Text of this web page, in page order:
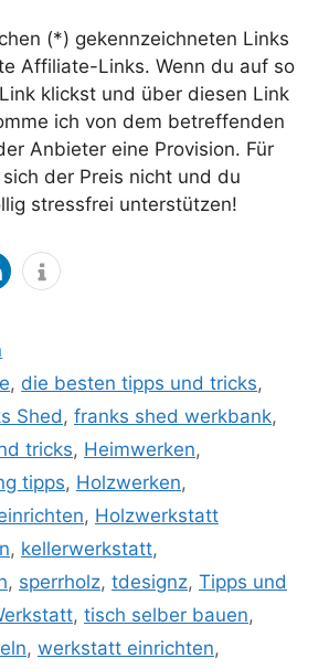
(*) gekennzeichneten Links
Affiliate-Links. Wenn du auf so
klickst und über diesen Link
ich von dem betreffenden
Anbieter eine Provision. Für
der Preis nicht und du
stressfrei unterstützen!
, die besten tipps und tricks,
Shed, franks shed werkbank,
tricks, Heimwerken,
tipps, Holzwerken,
, Holzwerkstatt
, kellerwerkstatt,
, sperrholz, tdesignz, Tipps und
, tisch selber bauen,
, werkstatt einrichten,